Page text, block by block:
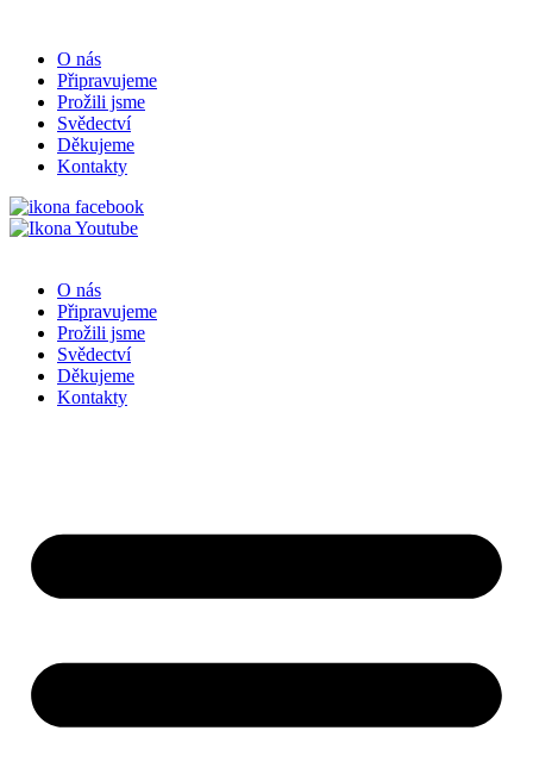
O nás
Připravujeme
Prožili jsme
Svědectví
Děkujeme
Kontakty
O nás
Připravujeme
Prožili jsme
Svědectví
Děkujeme
Kontakty